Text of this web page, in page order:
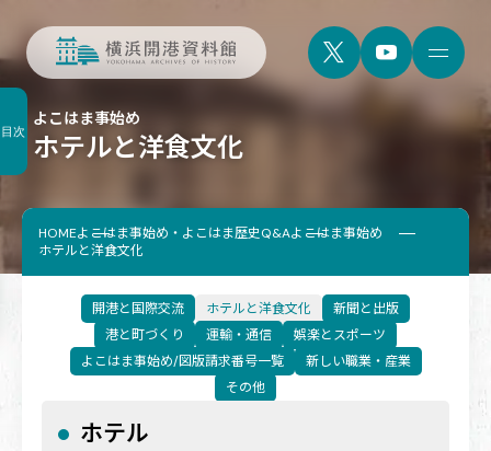
ホテルと洋食文化
よこはま事始め
HOMEよこはま事始め・よこはま歴史Q&Aよこはま事始め
ホテルと洋食文化
開港と国際交流 ホテルと洋食文化
新聞と出版
港と町づくり
運輸・通信
娯楽とスポーツ
よこはま事始め/図版請求番号一覧
新しい職業・産業
その他
ホテル
目次